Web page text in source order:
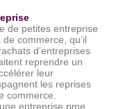
de petites entreprise
commerce, qu’il
d’entreprises
reprendre un
leur
les reprises
commerce.
entreprise pme